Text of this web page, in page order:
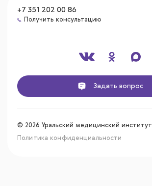
+7 351 202 00 86
Получить консультацию
Задать вопрос
© 2026 Уральский медицинский институт
Политика конфиденциальности